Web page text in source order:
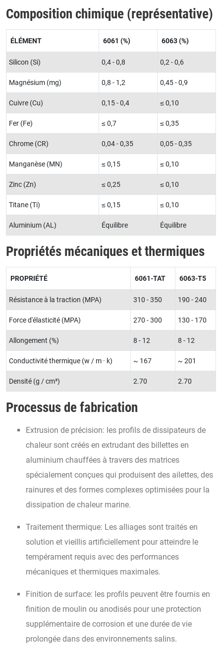
Composition chimique (représentative)
ÉLÉMENT 6061 (%) 6063 (%)
Silicon (Si) 0,4 - 0,8 0,2 - 0,6
Magnésium (mg) 0,8 - 1,2 0,45 - 0,9
Cuivre (Cu) 0,15 - 0,4 ≤ 0,10
Fer (Fe) ≤ 0,7 ≤ 0,35
Chrome (CR) 0,04 - 0,35 0,05 - 0,35
Manganèse (MN) ≤ 0,15 ≤ 0,10
Zinc (Zn) ≤ 0,25 ≤ 0,10
Titane (Ti) ≤ 0,15 ≤ 0,10
Aluminium (AL) Équilibre Équilibre
Propriétés mécaniques et thermiques
PROPRIÉTÉ 6061-TAT 6063-T5
Résistance à la traction (MPA) 310 - 350 190 - 240
Force d'élasticité (MPA) 270 - 300 130 - 170
Allongement (%) 8 - 12 8 - 12
Conductivité thermique (w / m · k) ~ 167 ~ 201
Densité (g / cm³) 2.70 2.70
Processus de fabrication
Extrusion de précision: les profils de dissipateurs de
chaleur sont créés en extrudant des billettes en
aluminium chauffées à travers des matrices
spécialement conçues qui produisent des ailettes, des
rainures et des formes complexes optimisées pour la
dissipation de chaleur marine.
Traitement thermique: Les alliages sont traités en
solution et vieillis artificiellement pour atteindre le
tempérament requis avec des performances
mécaniques et thermiques maximales.
Finition de surface: les profils peuvent être fournis en
finition de moulin ou anodisés pour une protection
supplémentaire de corrosion et une durée de vie
prolongée dans des environnements salins.